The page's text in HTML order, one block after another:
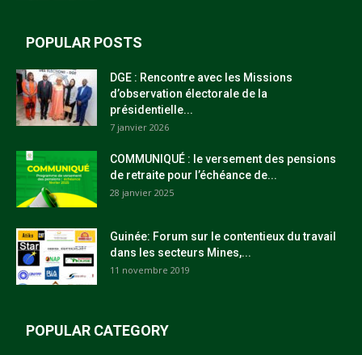
POPULAR POSTS
DGE : Rencontre avec les Missions
d’observation électorale de la
présidentielle...
7 janvier 2026
COMMUNIQUÉ : le versement des pensions
de retraite pour l’échéance de...
28 janvier 2025
Guinée: Forum sur le contentieux du travail
dans les secteurs Mines,...
11 novembre 2019
POPULAR CATEGORY